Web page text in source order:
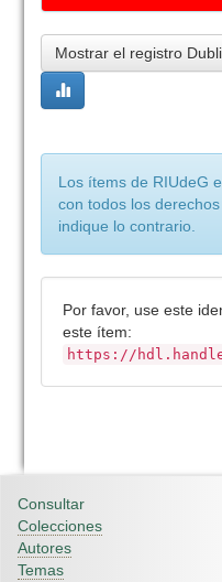
Mostrar el registro
Los ítems de RIUdeG
con todos los
indique lo contrario.
Por favor, use este
este ítem:
https://
Consultar
Colecciones
Autores
Temas